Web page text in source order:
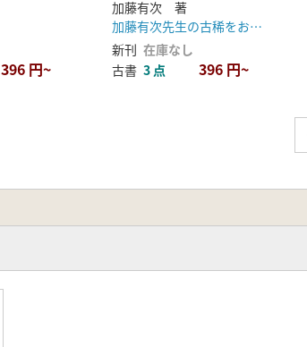
396 円~
加藤有次 著
加藤有次先生の古稀をお祝いする会
新刊 在庫なし
古書 3 点 396 円~